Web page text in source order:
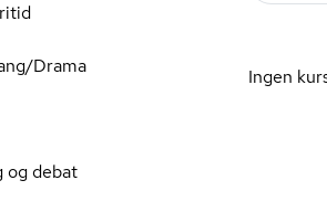
Drama
og debat
Ingen